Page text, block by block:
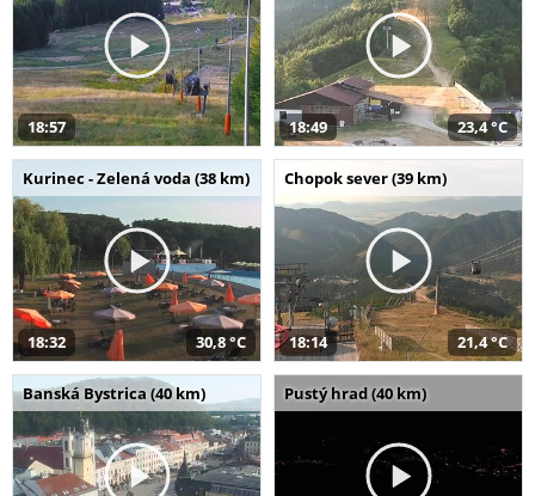
18:57 18:49 23,4 °C
Kurinec - Zelená voda (38 km)
18:32 30,8 °C
Chopok sever (39 km)
18:14 21,4 °C
Banská Bystrica (40 km) Pustý hrad (40 km)